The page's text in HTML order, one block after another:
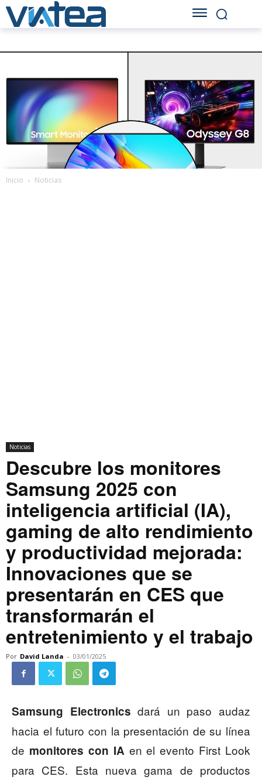
Inicio Noticias
Noticias
Descubre los monitores
Samsung 2025 con
inteligencia artificial (IA),
gaming de alto rendimiento
y productividad mejorada:
Innovaciones que se
presentarán en CES que
transformarán el
entretenimiento y el trabajo
Por David Landa - 03/01/2025
Samsung Electronicsdará un paso audaz
hacia el futuro con la presentación de su línea
de monitores con IA en el evento First Look
para CES. Esta nueva gama de productos